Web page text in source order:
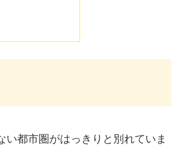
都市圏がはっきりと別れていま